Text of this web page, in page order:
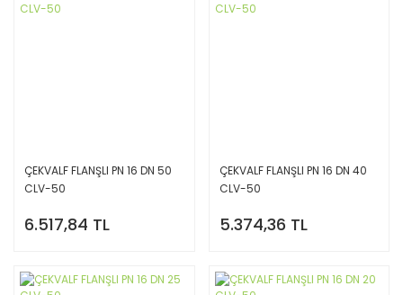
ÇEKVALF FLANŞLI PN 16 DN 50
CLV-50
6.517,84 TL
ÇEKVALF FLANŞLI PN 16 DN 40
CLV-50
5.374,36 TL